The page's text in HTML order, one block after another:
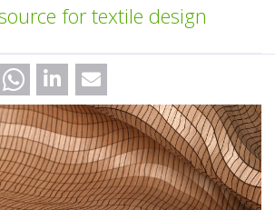
for textile design